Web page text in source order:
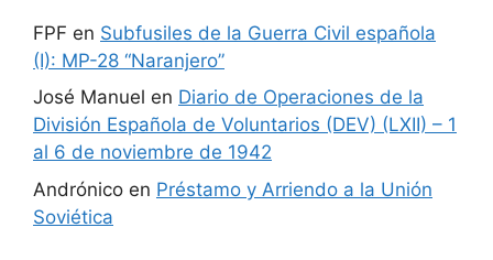
FPF en Subfusiles de la Guerra Civil española
(I): MP-28 “Naranjero”
José Manuel en Diario de Operaciones de la
División Española de Voluntarios (DEV) (LXII) – 1
al 6 de noviembre de 1942
Andrónico en Préstamo y Arriendo a la Unión
Soviética